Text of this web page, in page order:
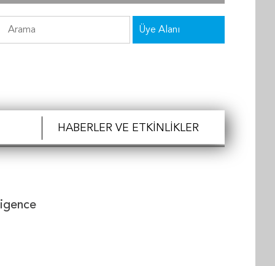
HABERLER VE ETKINLIKLER
Üye Alanı